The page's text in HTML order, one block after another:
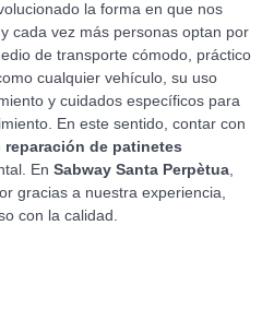
la forma en que nos
cada vez más personas optan por
de transporte cómodo, práctico
cualquier vehículo, su uso
y cuidados específicos para
En este sentido, contar con
reparación de patinetes
En Sabway Santa Perpètua
gracias a nuestra experiencia,
con la calidad.